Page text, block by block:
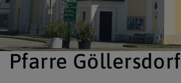
Pfarre Göllersdorf